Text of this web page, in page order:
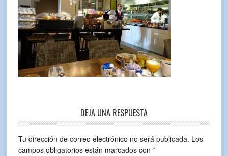
DEJA UNA RESPUESTA
Tu dirección de correo electrónico no será publicada. Los
campos obligatorios están marcados con *